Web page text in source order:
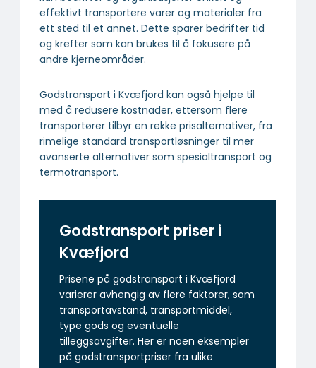
effektivt transportere varer og materialer fra
ett sted til et annet. Dette sparer bedrifter tid
og krefter som kan brukes til å fokusere på
andre kjerneområder.
Godstransport i Kvæfjord kan også hjelpe til
med å redusere kostnader, ettersom flere
transportører tilbyr en rekke prisalternativer, fra
rimelige standard transportløsninger til mer
avanserte alternativer som spesialtransport og
termotransport.
Godstransport priser i
Kvæfjord
Prisene på godstransport i Kvæfjord
varierer avhengig av flere faktorer, som
transportavstand, transportmiddel,
type gods og eventuelle
tilleggsavgifter. Her er noen eksempler
på godstransportpriser fra ulike